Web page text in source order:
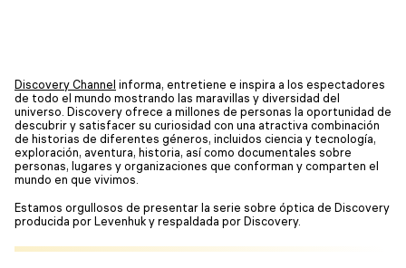
Discovery Channel informa, entretiene e inspira a los espectadores
de todo el mundo mostrando las maravillas y diversidad del
universo. Discovery ofrece a millones de personas la oportunidad de
descubrir y satisfacer su curiosidad con una atractiva combinación
de historias de diferentes géneros, incluidos ciencia y tecnología,
exploración, aventura, historia, así como documentales sobre
personas, lugares y organizaciones que conforman y comparten el
mundo en que vivimos.
Estamos orgullosos de presentar la serie sobre óptica de Discovery
producida por Levenhuk y respaldada por Discovery.